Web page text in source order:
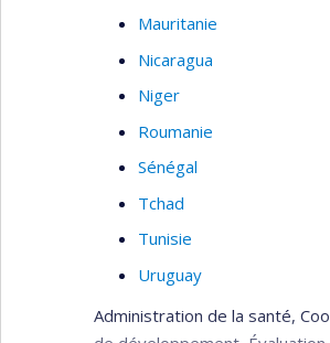
Mauritanie
Nicaragua
Niger
Roumanie
Sénégal
Tchad
Tunisie
Uruguay
Administration de la santé,